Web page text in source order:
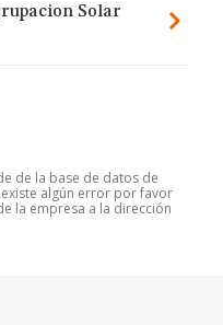
Solar
de la base de datos de
existe algún error por favor
la empresa a la dirección